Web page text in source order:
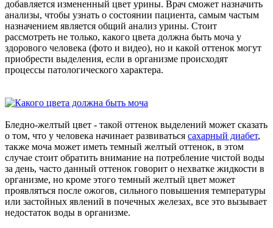
добавляется измененный цвет урины. Врач сможет назначить
анализы, чтобы узнать о состоянии пациента, самым частым
назначением является общий анализ урины. Стоит
рассмотреть не только, какого цвета должна быть моча у
здорового человека (фото и видео), но и какой оттенок могут
приобрести выделения, если в организме происходят
процессы патологического характера.
Бледно-желтый цвет - такой оттенок выделений может сказать
о том, что у человека начинает развиваться сахарный диабет,
также моча может иметь темный желтый оттенок, в этом
случае стоит обратить внимание на потребление чистой воды
за день, часто данный оттенок говорит о нехватке жидкости в
организме, но кроме этого темный желтый цвет может
проявляться после ожогов, сильного повышения температуры
или застойных явлений в почечных железах, все это вызывает
недостаток воды в организме.